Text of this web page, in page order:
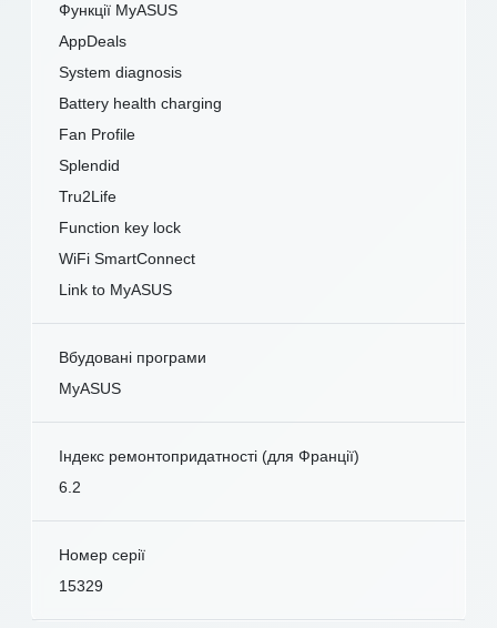
Функції MyASUS
AppDeals
System diagnosis
Battery health charging
Fan Profile
Splendid
Tru2Life
Function key lock
WiFi SmartConnect
Link to MyASUS
Вбудовані програми
MyASUS
Індекс ремонтопридатності (для Франції)
6.2
Номер серії
15329